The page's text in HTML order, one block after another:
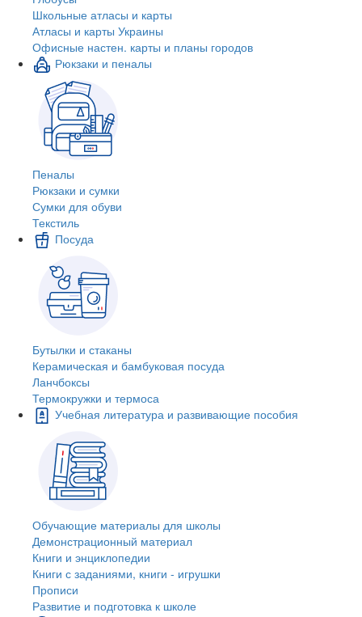
Школьные атласы и карты
Атласы и карты Украины
Офисные настен. карты и планы городов
Рюкзаки и пеналы
Пеналы
Рюкзаки и сумки
Сумки для обуви
Текстиль
Посуда
Бутылки и стаканы
Керамическая и бамбуковая посуда
Ланчбоксы
Термокружки и термоса
Учебная литература и развивающие пособия
Обучающие материалы для школы
Демонстрационный материал
Книги и энциклопедии
Книги с заданиями, книги - игрушки
Прописи
Развитие и подготовка к школе